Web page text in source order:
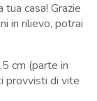
casa! Grazie
in rilievo, potrai
cm (parte in
provvisti di vite